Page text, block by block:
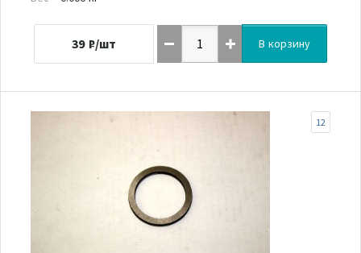
39 ₽/шт В корзину
12